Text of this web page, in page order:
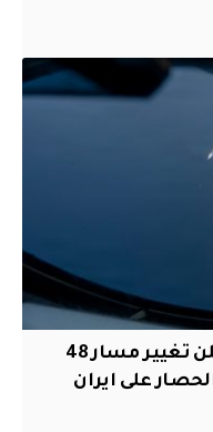
القيادة المركزية الامريكية تعلن تغيير مسار 48
على ايران